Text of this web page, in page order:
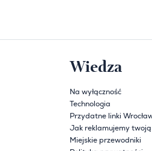
Wiedza
Na wyłączność
Technologia
Przydatne linki
Jak reklamujemy twoją
Miejskie przewodniki